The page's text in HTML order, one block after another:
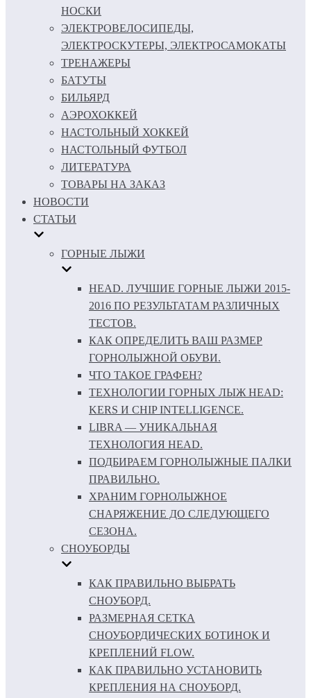
НОСКИ
ЭЛЕКТРОВЕЛОСИПЕДЫ,
ЭЛЕКТРОСКУТЕРЫ, ЭЛЕКТРОСАМОКАТЫ
ТРЕНАЖЕРЫ
БАТУТЫ
БИЛЬЯРД
АЭРОХОККЕЙ
НАСТОЛЬНЫЙ ХОККЕЙ
НАСТОЛЬНЫЙ ФУТБОЛ
ЛИТЕРАТУРА
ТОВАРЫ НА ЗАКАЗ
НОВОСТИ
СТАТЬИ
ГОРНЫЕ ЛЫЖИ
HEAD. ЛУЧШИЕ ГОРНЫЕ ЛЫЖИ 2015-
2016 ПО РЕЗУЛЬТАТАМ РАЗЛИЧНЫХ
ТЕСТОВ.
КАК ОПРЕДЕЛИТЬ ВАШ РАЗМЕР
ГОРНОЛЫЖНОЙ ОБУВИ.
ЧТО ТАКОЕ ГРАФЕН?
ТЕХНОЛОГИИ ГОРНЫХ ЛЫЖ HEAD:
KERS И CHIP INTELLIGENCE.
LIBRA — УНИКАЛЬНАЯ
ТЕХНОЛОГИЯ HEAD.
ПОДБИРАЕМ ГОРНОЛЫЖНЫЕ ПАЛКИ
ПРАВИЛЬНО.
ХРАНИМ ГОРНОЛЫЖНОЕ
СНАРЯЖЕНИЕ ДО СЛЕДУЮЩЕГО
СЕЗОНА.
СНОУБОРДЫ
КАК ПРАВИЛЬНО ВЫБРАТЬ
СНОУБОРД.
РАЗМЕРНАЯ СЕТКА
СНОУБОРДИЧЕСКИХ БОТИНОК И
КРЕПЛЕНИЙ FLOW.
КАК ПРАВИЛЬНО УСТАНОВИТЬ
КРЕПЛЕНИЯ НА СНОУБОРД.